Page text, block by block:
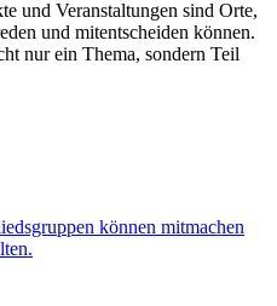
und Veranstaltungen sind Orte,
und mitentscheiden können.
nur ein Thema, sondern Teil
können mitmachen